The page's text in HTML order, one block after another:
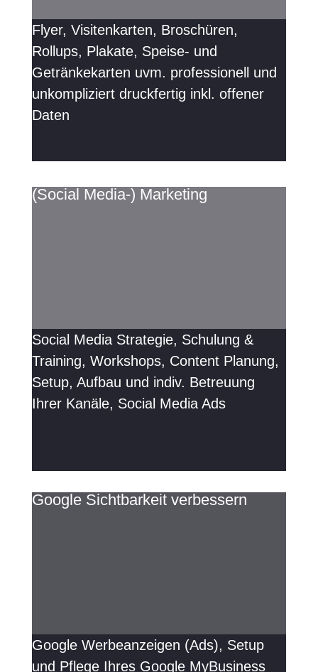
Flyer, Visitenkarten, Broschüren,
Rollups, Plakate, Speise- und
Getränkekarten uvm. professionell und
unkompliziert druckfertig inkl. offener
Daten
(Social Media-) Marketing
Social Media Strategie, Schulung &
Training, Workshops, Content Planung,
Setup, Aufbau und indiv. Betreuung
Ihrer Kanäle, Social Media Ads
Google Sichtbarkeit verbessern
Google Werbeanzeigen (Ads), Setup
und Pflege Ihres Google MyBusiness